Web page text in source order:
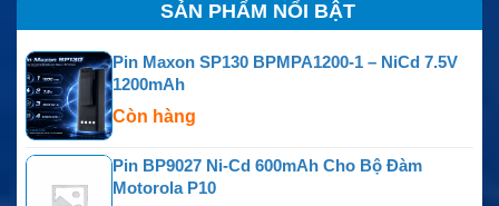
SẢN PHẨM NỔI BẬT
Pin Maxon SP130 BPMPA1200-1 – NiCd 7.5V
1200mAh
Còn hàng
Pin BP9027 Ni-Cd 600mAh Cho Bộ Đàm
Motorola P10